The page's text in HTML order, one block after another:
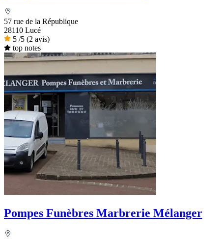
57 rue de la République
28110 Lucé
5 /5 (2 avis)
top notes
Pompes Funèbres Marbrerie Mélanger